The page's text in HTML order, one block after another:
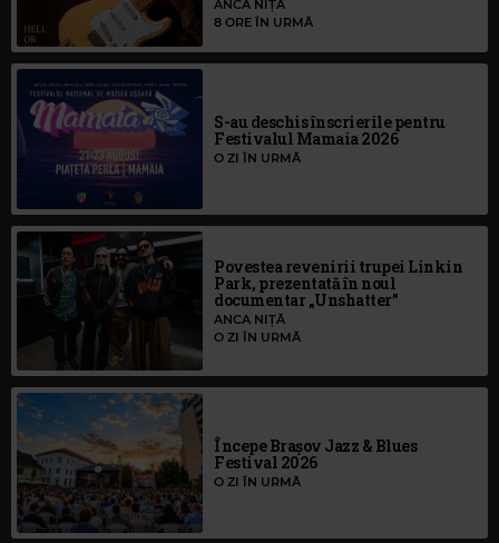
ANCA NIȚĂ
8 ORE ÎN URMĂ
S-au deschis înscrierile pentru
Festivalul Mamaia 2026
O ZI ÎN URMĂ
Povestea revenirii trupei Linkin
Park, prezentată în noul
documentar „Unshatter”
ANCA NIȚĂ
O ZI ÎN URMĂ
Începe Brașov Jazz & Blues
Festival 2026
O ZI ÎN URMĂ